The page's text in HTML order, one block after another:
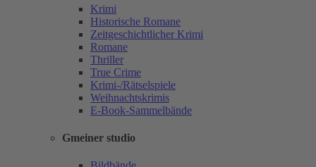
Krimi
Historische Romane
Zeitgeschichtlicher Krimi
Romane
Thriller
True Crime
Krimi-/Rätselspiele
Weihnachtskrimis
E-Book-Sammelbände
Gmeiner studio